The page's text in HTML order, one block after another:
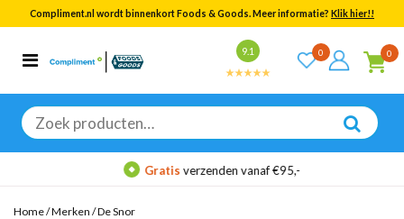
Compliment.nl wordt binnenkort Foods & Goods. Meer informatie? Klik hier!!
9.1 0 0
Zoeken
naar:
Categorieën
Bekijk alle resultaten
Gratisverzenden vanaf €95,-
Home/Merken /De Snor